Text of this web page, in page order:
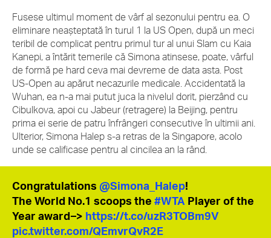
Fusese ultimul moment de vârf al sezonului pentru ea. O
eliminare neașteptată în turul 1 la US Open, după un meci
teribil de complicat pentru primul tur al unui Slam cu Kaia
Kanepi, a întărit temerile că Simona atinsese, poate, vârful
de formă pe hard ceva mai devreme de data asta. Post
US-Open au apărut necazurile medicale. Accidentată la
Wuhan, ea n-a mai putut juca la nivelul dorit, pierzând cu
Cibulkova, apoi cu Jabeur (retragere) la Beijing, pentru
prima ei serie de patru înfrângeri consecutive în ultimii ani.
Ulterior, Simona Halep s-a retras de la Singapore, acolo
unde se calificase pentru al cincilea an la rând.
Congratulations @Simona_Halep!
The World No.1 scoops the #WTA Player of the
Year award–> https://t.co/uzR3TOBm9V
pic.twitter.com/QEmvrQvR2E